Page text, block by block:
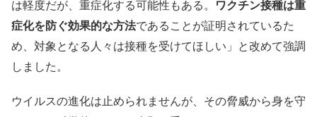
は軽度だが、重症化する可能性もある。 ワクチン接種は重
症化を防ぐ効果的な方法であることが証明されているた
め、対象となる人々は接種を受けてほしい」と改めて強調
しました。
ウイルスの進化は止められませんが、その脅威から身を守